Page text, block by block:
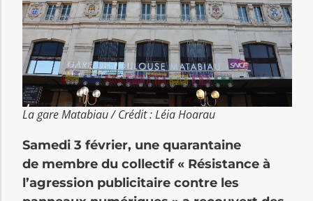
La gare Matabiau / Crédit : Léia Hoarau
Samedi 3 février, une quarantaine
de membre du collectif « Résistance à
l’agression publicitaire contre les